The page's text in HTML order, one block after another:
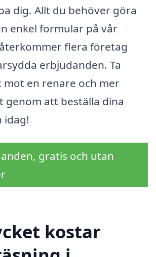
dig. Allt du behöver göra
enkel formular på vår
flera företag
erbjudanden. Ta
en renare och mer
genom att beställa dina
idag!
gratis och utan
kostar